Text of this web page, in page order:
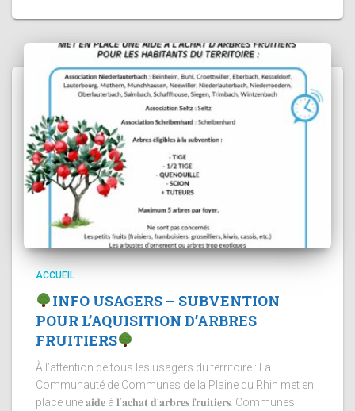
ACCUEIL
INFO USAGERS – SUBVENTION
POUR L’AQUISITION D’ARBRES
FRUITIERS
À l’attention de tous les usagers du territoire : La
Communauté de Communes de la Plaine du Rhin met en
place une 𝐚𝐢𝐝𝐞 à 𝐥’𝐚𝐜𝐡𝐚𝐭 𝐝’𝐚𝐫𝐛𝐫𝐞𝐬 𝐟𝐫𝐮𝐢𝐭𝐢𝐞𝐫𝐬. Communes